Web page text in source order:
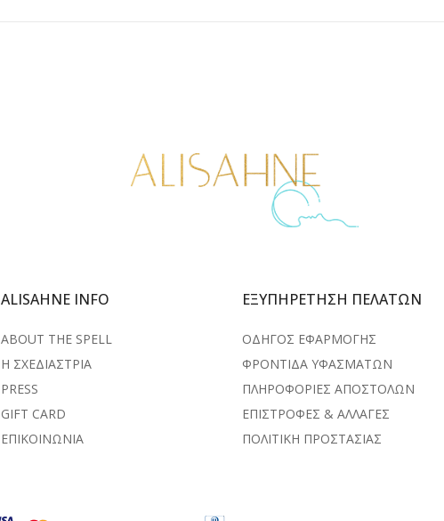
ALISAHNE INFO
ABOUT THE SPELL
Η ΣΧΕΔΙΑΣΤΡΙΑ
PRESS
GIFT CARD
ΕΠΙΚΟΙΝΩΝΙΑ
ΕΞΥΠΗΡΕΤΗΣΗ ΠΕΛΑΤΩΝ
ΟΔΗΓΟΣ ΕΦΑΡΜΟΓΗΣ
ΦΡΟΝΤΙΔΑ ΥΦΑΣΜΑΤΩΝ
ΠΛΗΡΟΦΟΡΙΕΣ ΑΠΟΣΤΟΛΩΝ
ΕΠΙΣΤΡΟΦΕΣ & ΑΛΛΑΓΕΣ
ΠΟΛΙΤΙΚΗ ΠΡΟΣΤΑΣΙΑΣ